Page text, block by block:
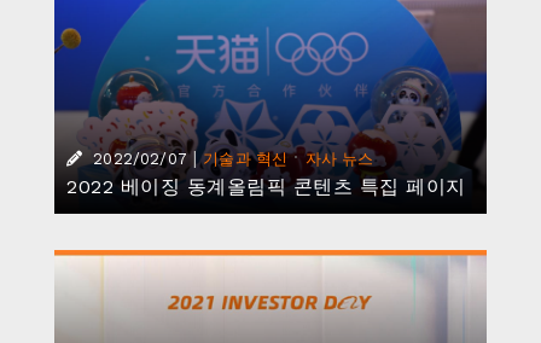
2022/02/07 기술과 혁신· 자사 뉴스
2022 베이징 동계올림픽 콘텐츠 특집 페이지